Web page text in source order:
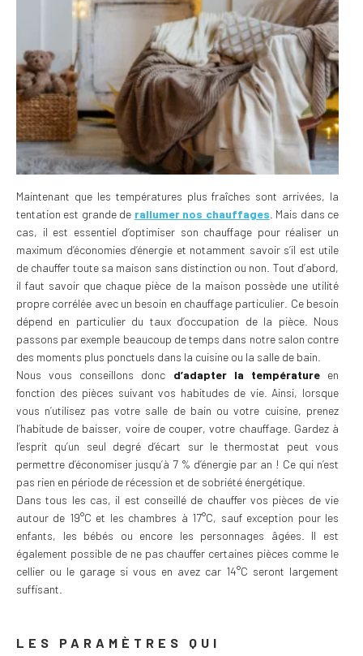
Maintenant que les températures plus fraîches sont arrivées, la
tentation est grande de rallumer nos chauffages . Mais dans ce
cas, il est essentiel d’optimiser son chauffage pour réaliser un
maximum d’économies d’énergie et notamment savoir s’il est utile
de chauffer toute sa maison sans distinction ou non. Tout d’abord,
il faut savoir que chaque pièce de la maison possède une utilité
propre corrélée avec un besoin en chauffage particulier. Ce besoin
dépend en particulier du taux d’occupation de la pièce. Nous
passons par exemple beaucoup de temps dans notre salon contre
des moments plus ponctuels dans la cuisine ou la salle de bain.
Nous vous conseillons donc d’adapter la températureen
fonction des pièces suivant vos habitudes de vie. Ainsi, lorsque
vous n’utilisez pas votre salle de bain ou votre cuisine, prenez
l’habitude de baisser, voire de couper, votre chauffage. Gardez à
l’esprit qu’un seul degré d’écart sur le thermostat peut vous
permettre d’économiser jusqu’à 7 % d’énergie par an ! Ce qui n’est
pas rien en période de récession et de sobriété énergétique.
Dans tous les cas, il est conseillé de chauffer vos pièces de vie
autour de 19°C et les chambres à 17°C, sauf exception pour les
enfants, les bébés ou encore les personnages âgées. Il est
également possible de ne pas chauffer certaines pièces comme le
cellier ou le garage si vous en avez car 14°C seront largement
suffisant.
LES PARAMÈTRES QUI